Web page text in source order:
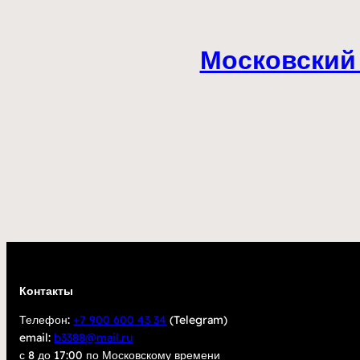
Контакты
Телефон: +7 900 600 43 34 (Telegram)
email: b3388@mail.ru
с 8 до 17:00 по Московскому времени